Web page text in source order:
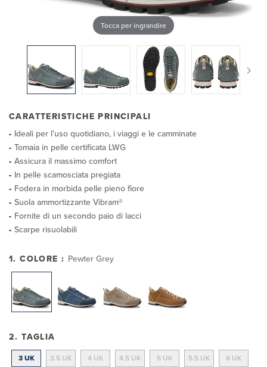
Tocca per ingrandire
CARATTERISTICHE PRINCIPALI
Ideali per l’uso quotidiano, i viaggi e le camminate
Tomaia in pelle certificata LWG
Assicura il massimo comfort
In pelle scamosciata pregiata
Fodera in morbida pelle pieno fiore
Suola ammortizzante Vibram®
Fornite di un secondo paio di lacci
Scarpe risuolabili
1. COLORE : Pewter Grey
2. TAGLIA
3 UK 3.5 UK 4 UK 4.5 UK 5 UK 5.5 UK 6 UK